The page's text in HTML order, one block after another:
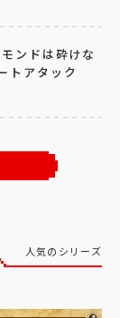
ンドは砕けな
トアタック
人気のシリーズ